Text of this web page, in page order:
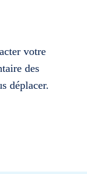
votre
des
déplacer.